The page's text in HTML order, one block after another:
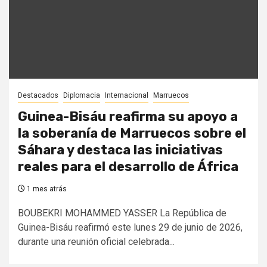
Destacados Diplomacia Internacional Marruecos
Guinea-Bisáu reafirma su apoyo a
la soberanía de Marruecos sobre el
Sáhara y destaca las iniciativas
reales para el desarrollo de África
1 mes atrás
BOUBEKRI MOHAMMED YASSER La República de
Guinea-Bisáu reafirmó este lunes 29 de junio de 2026,
durante una reunión oficial celebrada...